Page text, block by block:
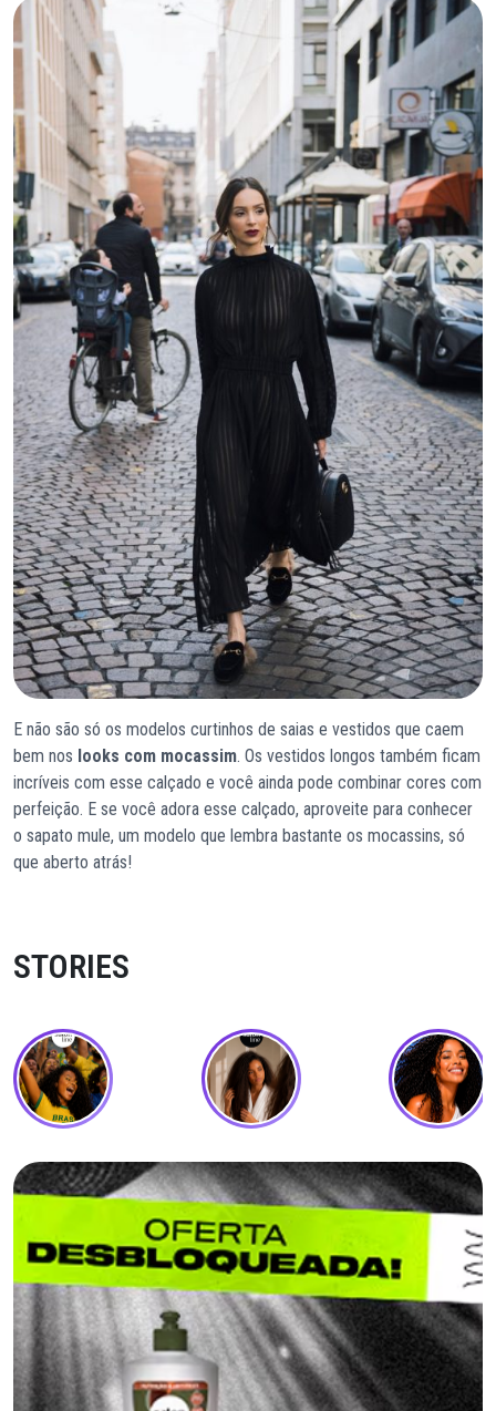
E não são só os modelos curtinhos de saias e vestidos que caem
bem nos looks com mocassim. Os vestidos longos também ficam
incríveis com esse calçado e você ainda pode combinar cores com
perfeição. E se você adora esse calçado, aproveite para conhecer
o sapato mule, um modelo que lembra bastante os mocassins, só
que aberto atrás!
STORIES